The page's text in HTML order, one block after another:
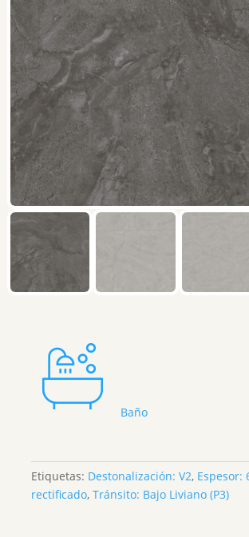
Baño
Etiquetas: Destonalización: V2, Espesor:
rectificado, Tránsito: Bajo Liviano (P3)